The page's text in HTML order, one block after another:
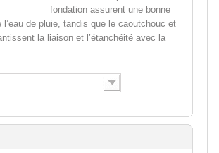
fondation assurent une bonne
l’eau de pluie, tandis que le caoutchouc et
la liaison et l’étanchéité avec la